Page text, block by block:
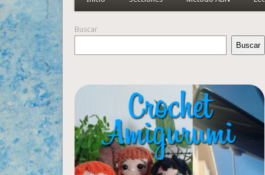
Buscar
Buscar